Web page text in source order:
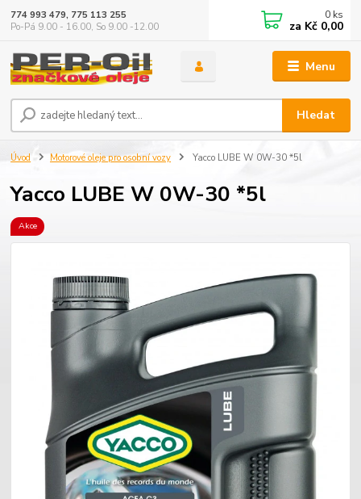
Menu
Hledat
774 993 479, 775 113 255
Po-Pá 9.00 - 16.00, So 9.00 -12.00
0 ks
za Kč 0,00
Úvod Motorové oleje pro osobní vozy Yacco LUBE W 0W-30 *5l
Yacco LUBE W 0W-30 *5l
Akce